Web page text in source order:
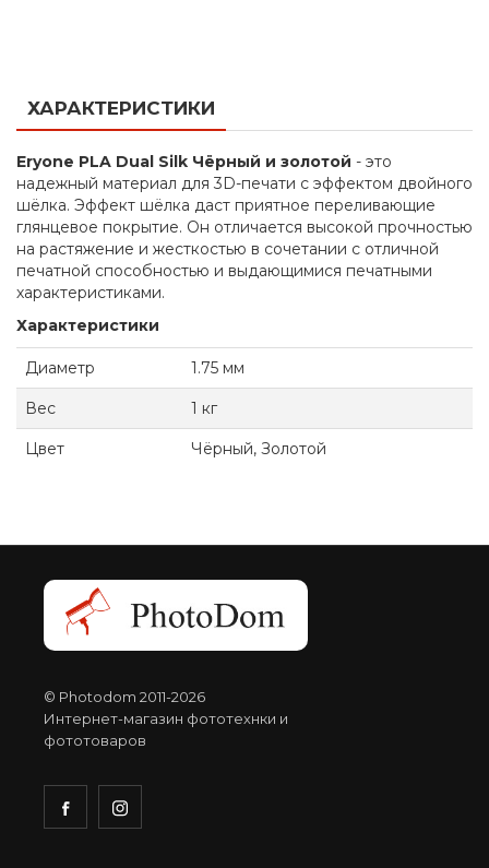
ХАРАКТЕРИСТИКИ
Eryone PLA Dual Silk Чёрный и золотой - это
надежный материал для 3D-печати с эффектом двойного
шёлка. Эффект шёлка даст приятное переливающие
глянцевое покрытие. Он отличается высокой прочностью
на растяжение и жесткостью в сочетании с отличной
печатной способностью и выдающимися печатными
характеристиками.
Характеристики
Диаметр 1.75 мм
Вес 1 кг
Цвет Чёрный, Золотой
© Photodom 2011-2026
Интернет-магазин фототехнки и
фототоваров